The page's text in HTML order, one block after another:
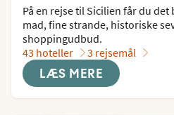
På en rejse til Sicilien får du
mad, fine strande, historiske
shoppingudbud.
43 hoteller
3 rejsemål
LÆS MERE